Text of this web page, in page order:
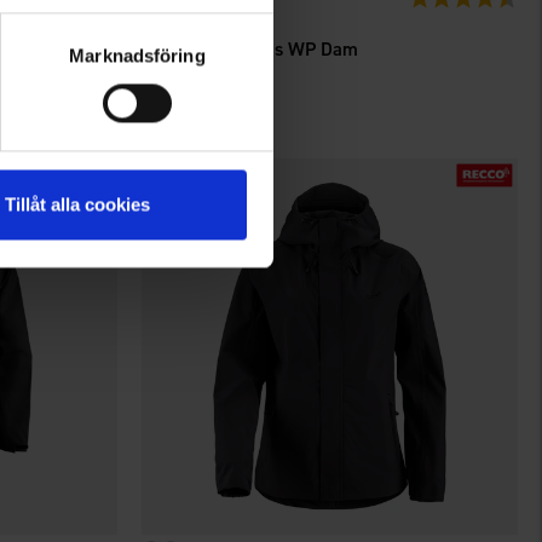
Marknadsföring
Tillåt alla cookies
Skaljacka Ekenäs WP Dam
High Mountain
699 kr